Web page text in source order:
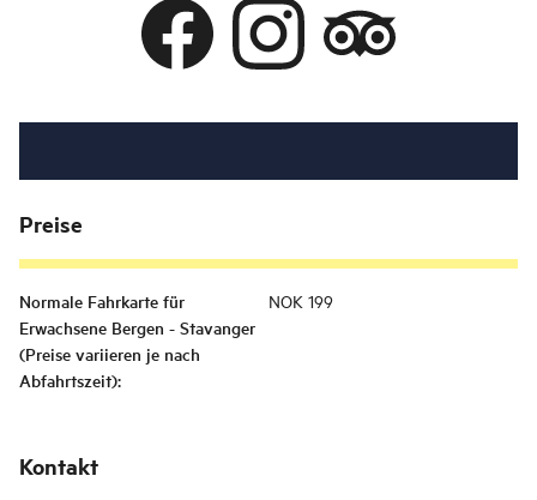
Preise
Normale Fahrkarte für
Erwachsene Bergen - Stavanger
(Preise variieren je nach
Abfahrtszeit):
NOK 199
Kontakt